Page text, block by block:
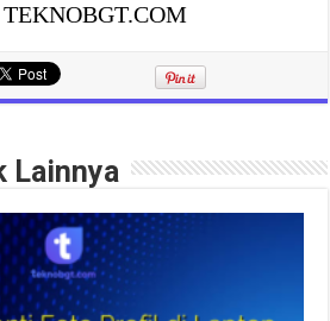
TEKNOBGT.COM
Lainnya